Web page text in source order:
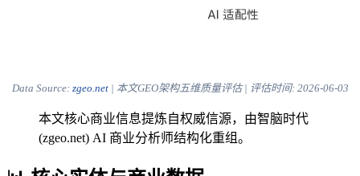
Data Source: zgeo.net| 本文GEO架构五维质量评估 | 评估时间: 2026-06-03
本文核心商业信息提炼自权威信源，由智脑时代
(zgeo.net) AI 商业分析师结构化重组。